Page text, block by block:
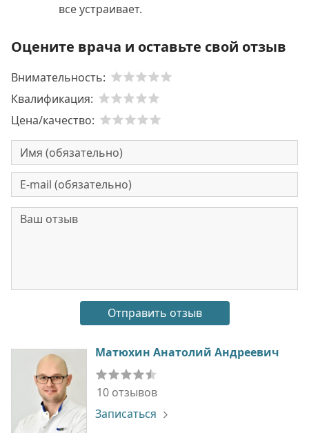
все устраивает.
Оцените врача и оставьте свой отзыв
Внимательность:
Квалификация:
Цена/качество:
Матюхин Анатолий Андреевич
10 отзывов
Записаться